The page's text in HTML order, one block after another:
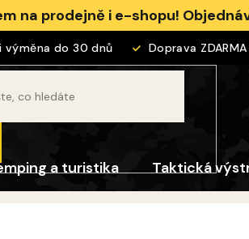
na prodejně i e-shopu!
do 30 dnů Doprava ZDARMA
a turistika Taktická